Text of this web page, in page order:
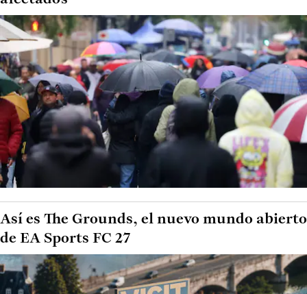
Así es The Grounds, el nuevo mundo abierto
de EA Sports FC 27